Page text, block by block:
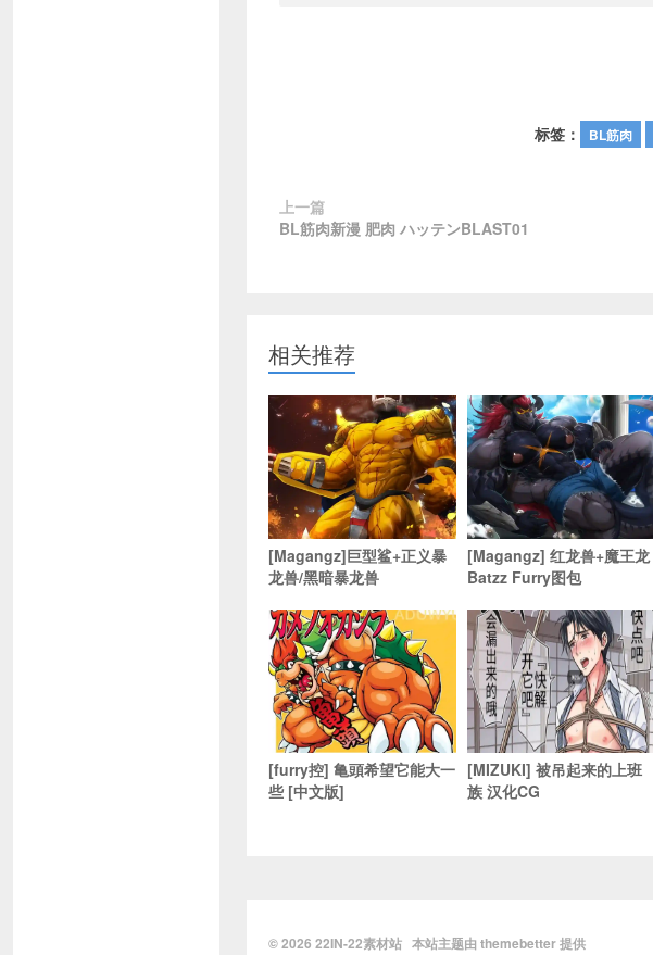
标签： BL筋肉
上一篇
BL筋肉新漫 肥肉 ハッテンBLAST01
相关推荐
[Magangz]巨型鲨+正义暴
龙兽/黑暗暴龙兽
[Magangz] 红龙兽+魔王龙
Batzz Furry图包
[furry控] 亀頭希望它能大一
些 [中文版]
[MIZUKI] 被吊起来的上班
族 汉化CG
© 2026 22IN-22素材站 本站主题由 themebetter提供